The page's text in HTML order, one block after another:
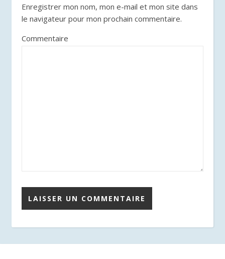
Enregistrer mon nom, mon e-mail et mon site dans
le navigateur pour mon prochain commentaire.
Commentaire